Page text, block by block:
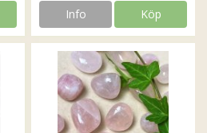
Info Köp